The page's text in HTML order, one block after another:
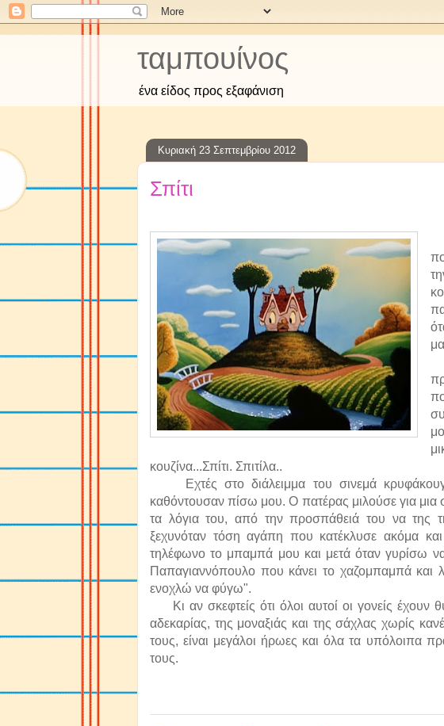
ταμπουίνος
ένα είδος προς εξαφάνιση
Κυριακή 23 Σεπτεμβρίου 2012
Σπίτι
κουζίνα...Σπίτι. Σπιτίλα..
Εχτές στο διάλειμμα του σινεμά
καθόντουσαν πίσω μου. Ο πατέρας μιλούσε για μια
τα λόγια του, από την προσπάθειά του να της
ξεχυνόταν τόση αγάπη που κατέκλυσε ακόμα
τηλέφωνο το μπαμπά μου και μετά όταν γυρίσω
Παπαγιαννόπουλο που κάνει το χαζομπαμπά και
ενοχλώ να φύγω".
Κι αν σκεφτείς ότι όλοι αυτοί οι γονείς έχουν
αδεκαρίας, της μοναξιάς και της σάχλας χωρίς
τους, είναι μεγάλοι ήρωες και όλα τα υπόλοιπα
τους.